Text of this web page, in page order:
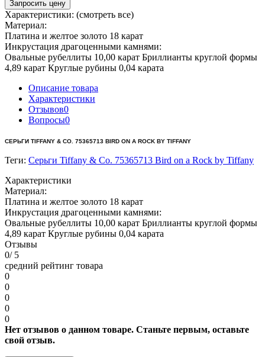
Запросить цену
Характеристики: (смотреть все)
Материал:
Платина и желтое золото 18 карат
Инкрустация драгоценными камнями:
Овальные рубеллиты 10,00 карат Бриллианты круглой формы
4,89 карат Круглые рубины 0,04 карата
Описание товара
Характеристики
Отзывов0
Вопросы0
СЕРЬГИ TIFFANY & CO. 75365713 BIRD ON A ROCK BY TIFFANY
Теги: Серьги Tiffany & Co. 75365713 Bird on a Rock by Tiffany
Характеристики
Материал:
Платина и желтое золото 18 карат
Инкрустация драгоценными камнями:
Овальные рубеллиты 10,00 карат Бриллианты круглой формы
4,89 карат Круглые рубины 0,04 карата
Отзывы
0/ 5
средний рейтинг товара
0
0
0
0
0
Нет отзывов о данном товаре. Станьте первым, оставьте
свой отзыв.